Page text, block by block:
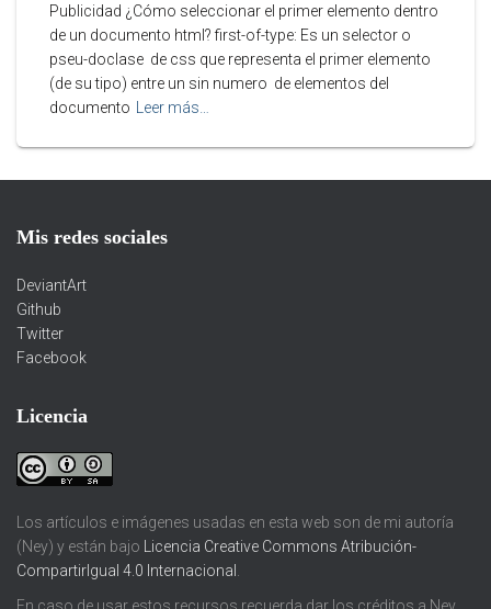
Publicidad ¿Cómo seleccionar el primer elemento dentro
de un documento html? first-of-type: Es un selector o
pseu-doclase de css que representa el primer elemento
(de su tipo) entre un sin numero de elementos del
documento Leer más…
Mis redes sociales
DeviantArt
Github
Twitter
Facebook
Licencia
Los artículos e imágenes usadas en esta web son de mi autoría
(Ney) y están bajo Licencia Creative Commons Atribución-
CompartirIgual 4.0 Internacional .